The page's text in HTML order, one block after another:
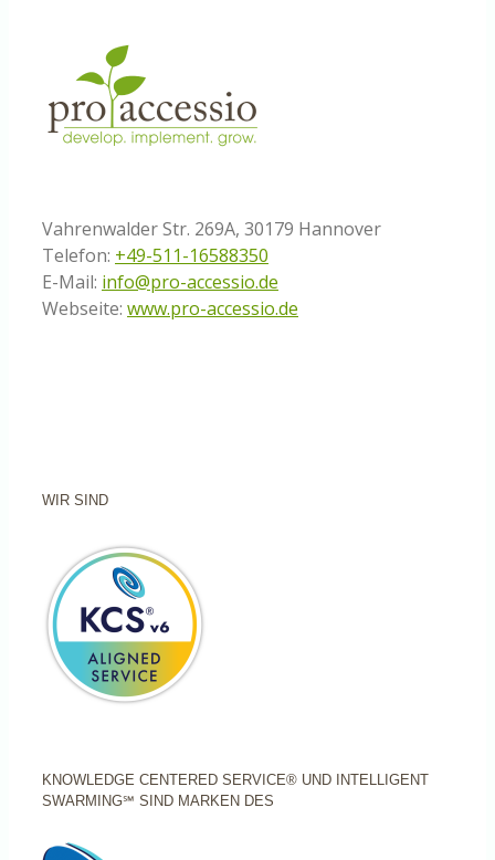
Vahrenwalder Str. 269A, 30179 Hannover
Telefon: +49-511-16588350
E-Mail: info@pro-accessio.de
Webseite: www.pro-accessio.de
WIR SIND
KNOWLEDGE CENTERED SERVICE® UND INTELLIGENT
SWARMING℠ SIND MARKEN DES